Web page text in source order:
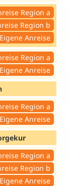
Region a
Region b
Eigene Anreise
Region a
Eigene Anreise
Region a
Eigene Anreise
Region a
Region b
Eigene Anreise